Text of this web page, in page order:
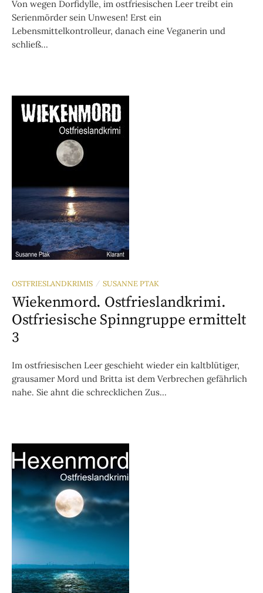
Von wegen Dorfidylle, im ostfriesischen Leer treibt ein
Serienmörder sein Unwesen! Erst ein
Lebensmittelkontrolleur, danach eine Veganerin und
schließ...
OSTFRIESLANDKRIMIS / SUSANNE PTAK
Wiekenmord. Ostfrieslandkrimi.
Ostfriesische Spinngruppe ermittelt
3
Im ostfriesischen Leer geschieht wieder ein kaltblütiger,
grausamer Mord und Britta ist dem Verbrechen gefährlich
nahe. Sie ahnt die schrecklichen Zus...